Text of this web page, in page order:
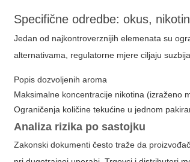
Specifične odredbe: okus,
Jedan od najkontroverznijih elemenata su
alternativama, regulatorne mjere ciljaju
Popis dozvoljenih aroma
Maksimalne koncentracije nikotina (izraženo
Ograničenja količine tekućine u jednom
Analiza rizika po sastojku
Zakonski dokumenti često traže da